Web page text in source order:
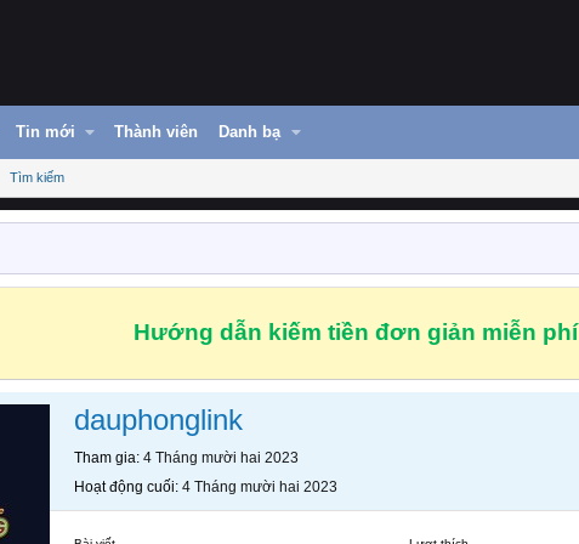
Tin mới Thành viên Danh bạ
Tìm kiếm
Hướng dẫn kiếm tiền đơn giản miễn phí
dauphonglink
Tham gia 4 Tháng mười hai 2023
Hoạt động cuối 4 Tháng mười hai 2023